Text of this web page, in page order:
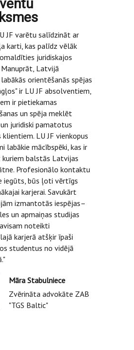
JF varētu salīdzināt ar
karti, kas palīdz vēlāk
juridiskajos
Manuprāt, Latvijā
orientēšanās spējas
ir LU JF absolventiem,
ir pietiekamas
un spēja meklēt
juridiski pamatotus
klientiem. LU JF vienkopus
labākie mācībspēki, kas ir
kuriem balstās Latvijas
Profesionālo kontaktu
iegūts, būs ļoti vērtīgs
karjerai. Savukārt
izmantotās iespējas–
un apmaiņas studijas
noteikti
karjerā atšķir īpaši
studentus no vidējā
Māra Stabulniece
Zvērināta advokāte ZAB
"TGS Baltic"